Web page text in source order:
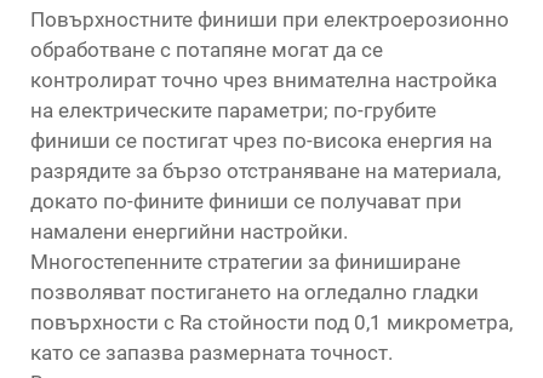
Повърхностните финиши при електроерозионно
обработване с потапяне могат да се
контролират точно чрез внимателна настройка
на електрическите параметри; по-грубите
финиши се постигат чрез по-висока енергия на
разрядите за бързо отстраняване на материала,
докато по-фините финиши се получават при
намалени енергийни настройки.
Многостепенните стратегии за финиширане
позволяват постигането на огледално гладки
повърхности с Ra стойности под 0,1 микрометра,
като се запазва размерната точност.